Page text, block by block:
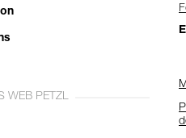
WEB PETZL